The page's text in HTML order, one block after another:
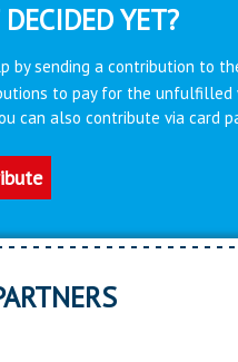
YET?
sending a contribution to
to pay for the
can also contribute via card